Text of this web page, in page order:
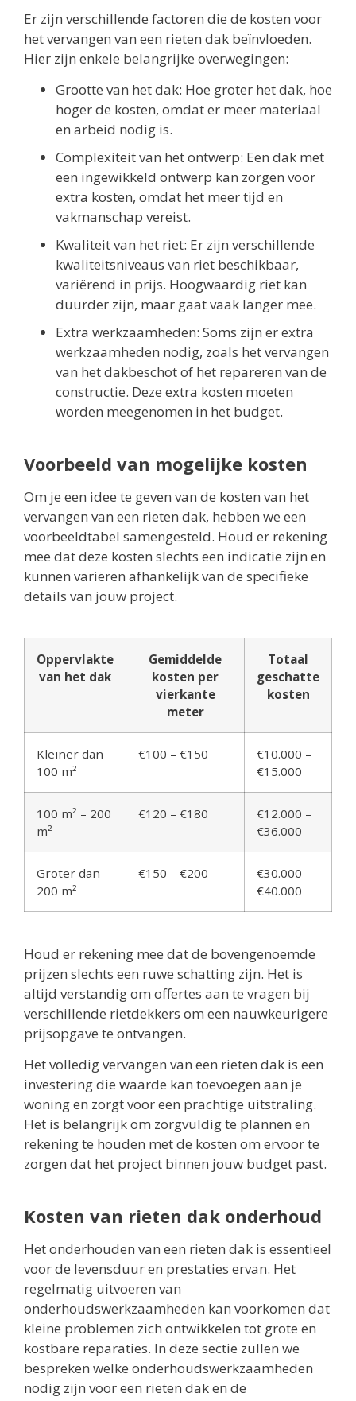
Er zijn verschillende factoren die de kosten voor
het vervangen van een rieten dak beïnvloeden.
Hier zijn enkele belangrijke overwegingen:
Grootte van het dak: Hoe groter het dak, hoe
hoger de kosten, omdat er meer materiaal
en arbeid nodig is.
Complexiteit van het ontwerp: Een dak met
een ingewikkeld ontwerp kan zorgen voor
extra kosten, omdat het meer tijd en
vakmanschap vereist.
Kwaliteit van het riet: Er zijn verschillende
kwaliteitsniveaus van riet beschikbaar,
variërend in prijs. Hoogwaardig riet kan
duurder zijn, maar gaat vaak langer mee.
Extra werkzaamheden: Soms zijn er extra
werkzaamheden nodig, zoals het vervangen
van het dakbeschot of het repareren van de
constructie. Deze extra kosten moeten
worden meegenomen in het budget.
Voorbeeld van mogelijke kosten
Om je een idee te geven van de kosten van het
vervangen van een rieten dak, hebben we een
voorbeeldtabel samengesteld. Houd er rekening
mee dat deze kosten slechts een indicatie zijn en
kunnen variëren afhankelijk van de specifieke
details van jouw project.
Oppervlakte
van het dak
Gemiddelde
kosten per
vierkante
meter
Totaal
geschatte
kosten
Kleiner dan
100 m²
€100 – €150
€10.000 –
€15.000
100 m² – 200
m²
€120 – €180
€12.000 –
€36.000
Groter dan
200 m²
€150 – €200
€30.000 –
€40.000
Houd er rekening mee dat de bovengenoemde
prijzen slechts een ruwe schatting zijn. Het is
altijd verstandig om offertes aan te vragen bij
verschillende rietdekkers om een nauwkeurigere
prijsopgave te ontvangen.
Het volledig vervangen van een rieten dak is een
investering die waarde kan toevoegen aan je
woning en zorgt voor een prachtige uitstraling.
Het is belangrijk om zorgvuldig te plannen en
rekening te houden met de kosten om ervoor te
zorgen dat het project binnen jouw budget past.
Kosten van rieten dak onderhoud
Het onderhouden van een rieten dak is essentieel
voor de levensduur en prestaties ervan. Het
regelmatig uitvoeren van
onderhoudswerkzaamheden kan voorkomen dat
kleine problemen zich ontwikkelen tot grote en
kostbare reparaties. In deze sectie zullen we
bespreken welke onderhoudswerkzaamheden
nodig zijn voor een rieten dak en de